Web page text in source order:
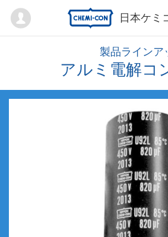
日本ケミ
Mypage
製品ラインア
アルミ電解コ